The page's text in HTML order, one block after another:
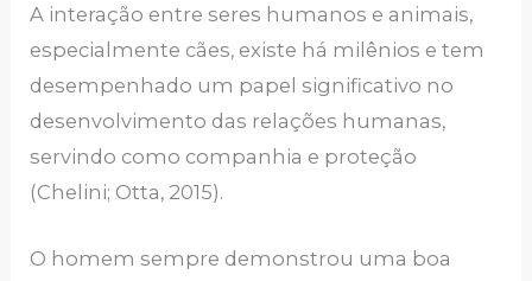
A interação entre seres humanos e animais,
especialmente cães, existe há milênios e tem
desempenhado um papel significativo no
desenvolvimento das relações humanas,
servindo como companhia e proteção
(Chelini; Otta, 2015).
O homem sempre demonstrou uma boa